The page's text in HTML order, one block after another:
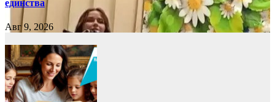
единства
Авг 9, 2026